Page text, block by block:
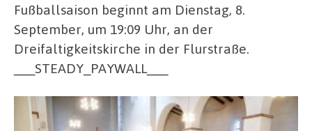
Fußballsaison beginnt am Dienstag, 8.
September, um 19:09 Uhr, an der
Dreifaltigkeitskirche in der Flurstraße.
___STEADY_PAYWALL___